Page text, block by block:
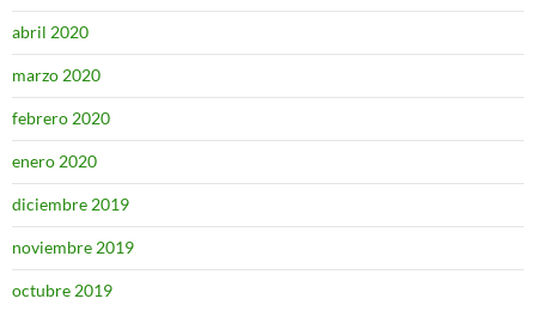
abril 2020
marzo 2020
febrero 2020
enero 2020
diciembre 2019
noviembre 2019
octubre 2019